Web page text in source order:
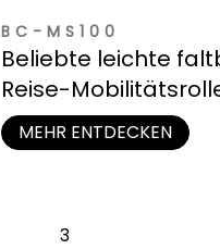
BC-MS100
Beliebte leichte
Reise-
MEHR ENTDECKEN
3